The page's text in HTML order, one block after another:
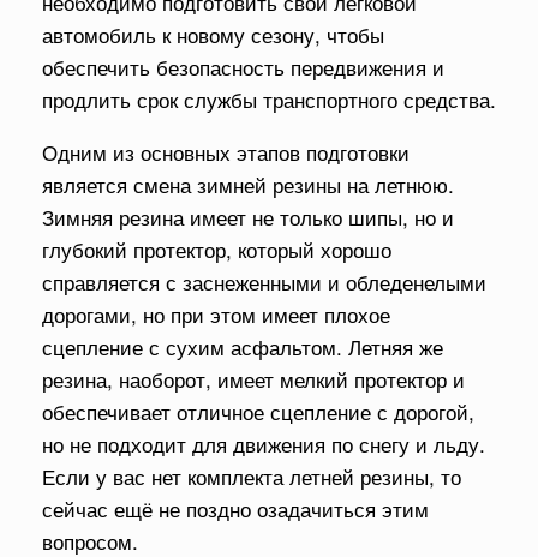
автомобиль к новому сезону, чтобы
обеспечить безопасность передвижения и
продлить срок службы транспортного средства.
Одним из основных этапов подготовки
является смена зимней резины на летнюю.
Зимняя резина имеет не только шипы, но и
глубокий протектор, который хорошо
справляется с заснеженными и обледенелыми
дорогами, но при этом имеет плохое
сцепление с сухим асфальтом. Летняя же
резина, наоборот, имеет мелкий протектор и
обеспечивает отличное сцепление с дорогой,
но не подходит для движения по снегу и льду.
Если у вас нет комплекта летней резины, то
сейчас ещё не поздно озадачиться этим
вопросом.